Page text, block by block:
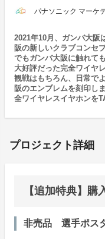
パナソニック マーケ
2021年10月、ガンバ大阪
阪の新しいクラブコンセ
でもガンバ大阪に触れて
大好評だった完全ワイヤ
観戦はもちろん、日常で
阪のエンブレムを刻印し
全ワイヤレスイヤホンを
プロジェクト詳細
【追加特典】購
非売品 選手ポス